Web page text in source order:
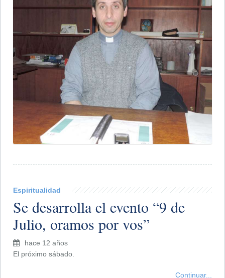
Espiritualidad
Se desarrolla el evento “9 de
Julio, oramos por vos”
hace 12 años
El próximo sábado.
Continuar...